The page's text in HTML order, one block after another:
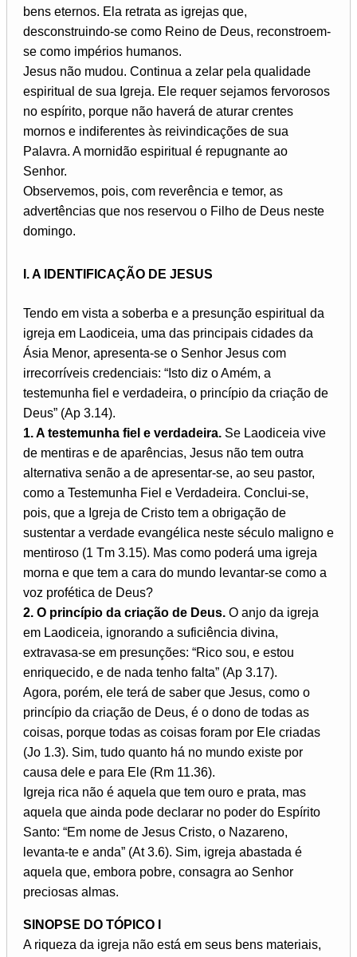
bens eternos. Ela retrata as igrejas que,
desconstruindo-se como Reino de Deus, reconstroem-
se como impérios humanos.
Jesus não mudou. Continua a zelar pela qualidade
espiritual de sua Igreja. Ele requer sejamos fervorosos
no espírito, porque não haverá de aturar crentes
mornos e indiferentes às reivindicações de sua
Palavra. A mornidão espiritual é repugnante ao
Senhor.
Observemos, pois, com reverência e temor, as
advertências que nos reservou o Filho de Deus neste
domingo.
I. A IDENTIFICAÇÃO DE JESUS
Tendo em vista a soberba e a presunção espiritual da
igreja em Laodiceia, uma das principais cidades da
Ásia Menor, apresenta-se o Senhor Jesus com
irrecorríveis credenciais: “Isto diz o Amém, a
testemunha fiel e verdadeira, o princípio da criação de
Deus” (Ap 3.14).
1. A testemunha fiel e verdadeira. Se Laodiceia vive
de mentiras e de aparências, Jesus não tem outra
alternativa senão a de apresentar-se, ao seu pastor,
como a Testemunha Fiel e Verdadeira. Conclui-se,
pois, que a Igreja de Cristo tem a obrigação de
sustentar a verdade evangélica neste século maligno e
mentiroso (1 Tm 3.15). Mas como poderá uma igreja
morna e que tem a cara do mundo levantar-se como a
voz profética de Deus?
2. O princípio da criação de Deus. O anjo da igreja
em Laodiceia, ignorando a suficiência divina,
extravasa-se em presunções: “Rico sou, e estou
enriquecido, e de nada tenho falta” (Ap 3.17).
Agora, porém, ele terá de saber que Jesus, como o
princípio da criação de Deus, é o dono de todas as
coisas, porque todas as coisas foram por Ele criadas
(Jo 1.3). Sim, tudo quanto há no mundo existe por
causa dele e para Ele (Rm 11.36).
Igreja rica não é aquela que tem ouro e prata, mas
aquela que ainda pode declarar no poder do Espírito
Santo: “Em nome de Jesus Cristo, o Nazareno,
levanta-te e anda” (At 3.6). Sim, igreja abastada é
aquela que, embora pobre, consagra ao Senhor
preciosas almas.
SINOPSE DO TÓPICO I
A riqueza da igreja não está em seus bens materiais,